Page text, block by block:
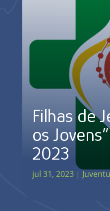
Filhas de
os
2023
jul 31, 2023 |